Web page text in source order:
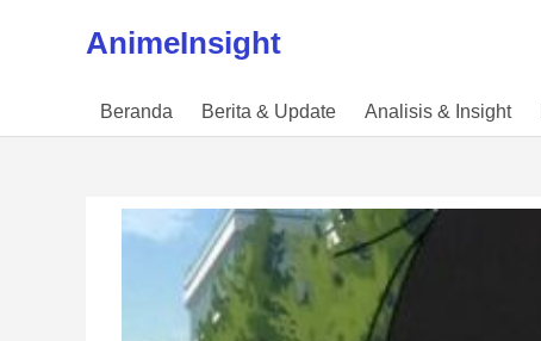
AnimeInsight
Beranda Berita & Update Analisis & Insight